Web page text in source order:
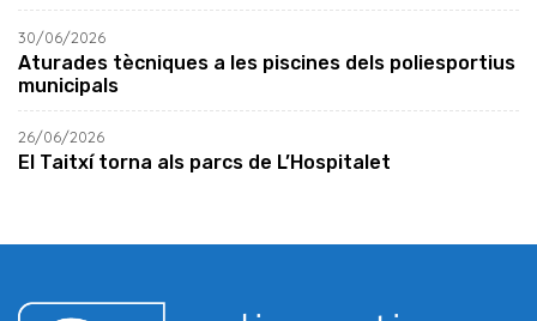
30/06/2026
Aturades tècniques a les piscines dels poliesportius
municipals
26/06/2026
El Taitxí torna als parcs de L’Hospitalet